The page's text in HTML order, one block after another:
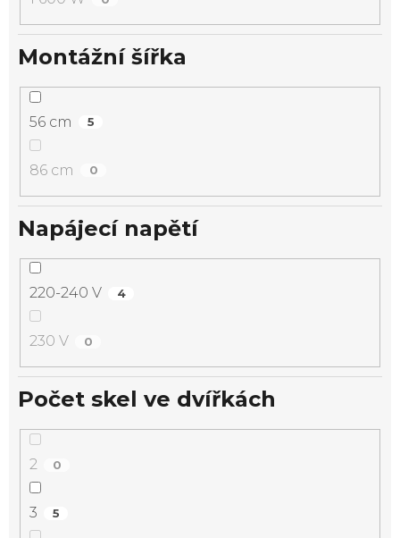
Montážní šířka
56 cm 5
86 cm 0
Napájecí napětí
220-240 V 4
230 V 0
Počet skel ve dvířkách
2 0
3 5